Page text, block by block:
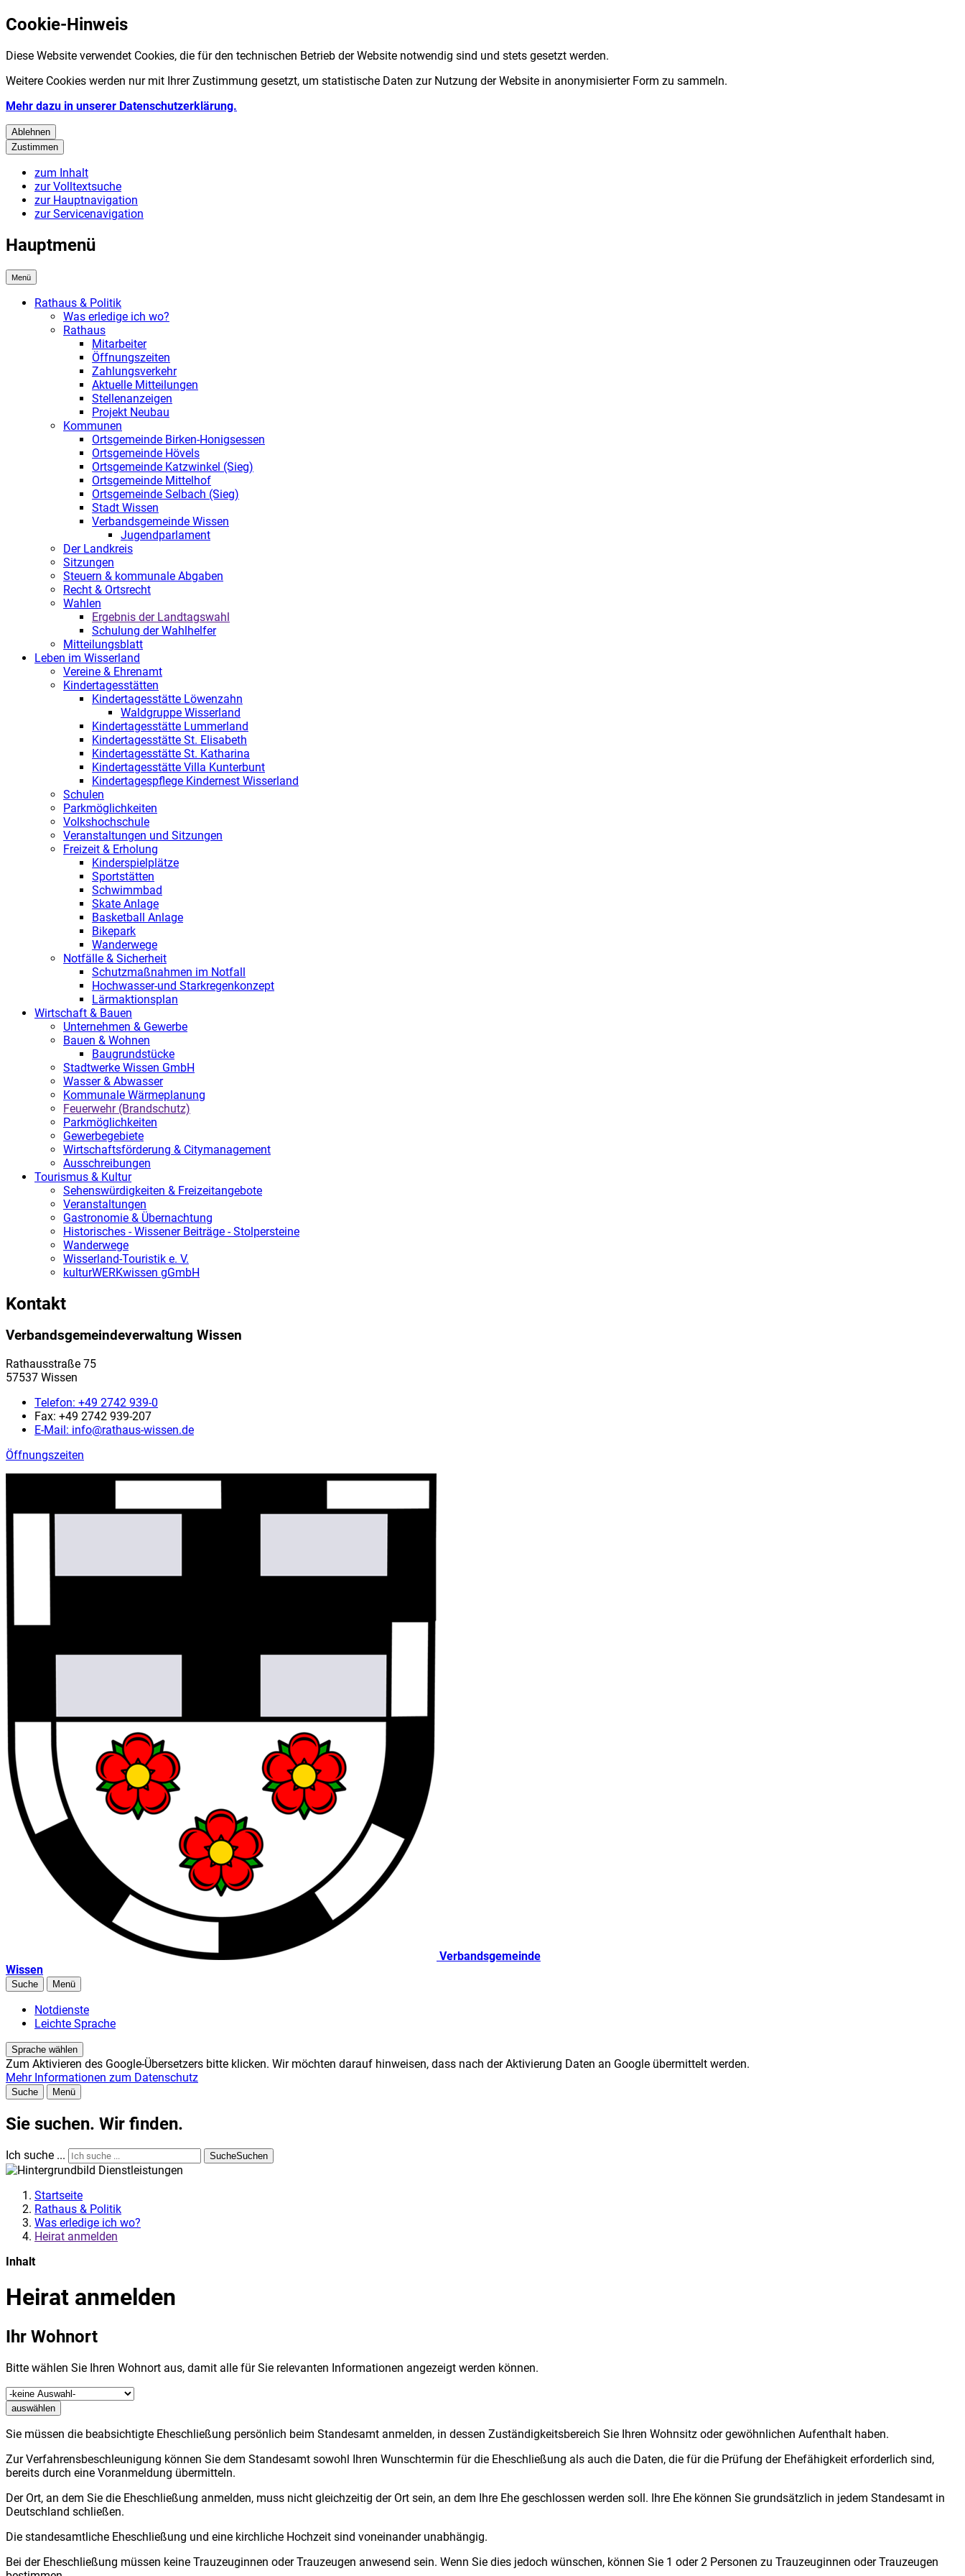
Cookie-Hinweis
Diese Website verwendet Cookies, die für den technischen Betrieb der Website notwendig sind und stets gesetzt werden.
Weitere Cookies werden nur mit Ihrer Zustimmung gesetzt, um statistische Daten zur Nutzung der Website in anonymisierter Form zu sammeln.
Mehr dazu in unserer Datenschutzerklärung.
Ablehnen
Zustimmen
zum Inhalt
zur Volltextsuche
zur Hauptnavigation
zur Servicenavigation
Hauptmenü
Menü
Rathaus & Politik
Was erledige ich wo?
Rathaus
Mitarbeiter
Öffnungszeiten
Zahlungsverkehr
Aktuelle Mitteilungen
Stellenanzeigen
Projekt Neubau
Kommunen
Ortsgemeinde Birken-Honigsessen
Ortsgemeinde Hövels
Ortsgemeinde Katzwinkel (Sieg)
Ortsgemeinde Mittelhof
Ortsgemeinde Selbach (Sieg)
Stadt Wissen
Verbandsgemeinde Wissen
Jugendparlament
Der Landkreis
Sitzungen
Steuern & kommunale Abgaben
Recht & Ortsrecht
Wahlen
Ergebnis der Landtagswahl
Schulung der Wahlhelfer
Mitteilungsblatt
Leben im Wisserland
Vereine & Ehrenamt
Kindertagesstätten
Kindertagesstätte Löwenzahn
Waldgruppe Wisserland
Kindertagesstätte Lummerland
Kindertagesstätte St. Elisabeth
Kindertagesstätte St. Katharina
Kindertagesstätte Villa Kunterbunt
Kindertagespflege Kindernest Wisserland
Schulen
Parkmöglichkeiten
Volkshochschule
Veranstaltungen und Sitzungen
Freizeit & Erholung
Kinderspielplätze
Sportstätten
Schwimmbad
Skate Anlage
Basketball Anlage
Bikepark
Wanderwege
Notfälle & Sicherheit
Schutzmaßnahmen im Notfall
Hochwasser-und Starkregenkonzept
Lärmaktionsplan
Wirtschaft & Bauen
Unternehmen & Gewerbe
Bauen & Wohnen
Baugrundstücke
Stadtwerke Wissen GmbH
Wasser & Abwasser
Kommunale Wärmeplanung
Feuerwehr (Brandschutz)
Parkmöglichkeiten
Gewerbegebiete
Wirtschaftsförderung & Citymanagement
Ausschreibungen
Tourismus & Kultur
Sehenswürdigkeiten & Freizeitangebote
Veranstaltungen
Gastronomie & Übernachtung
Historisches - Wissener Beiträge - Stolpersteine
Wanderwege
Wisserland-Touristik e. V.
kulturWERKwissen gGmbH
Kontakt
Verbandsgemeindeverwaltung Wissen
Rathausstraße 75
57537 Wissen
Telefon: +49 2742 939-0
Fax: +49 2742 939-207
E-Mail: info@rathaus-wissen.de
Öffnungszeiten
Verbandsgemeinde
Wissen
Suche Menü
Notdienste
Leichte Sprache
Sprache wählen
Zum Aktivieren des Google-Übersetzers bitte klicken. Wir möchten darauf hinweisen, dass nach der Aktivierung Daten an Google übermittelt werden.
Mehr Informationen zum Datenschutz
Suche Menü
Sie suchen. Wir finden.
Ich suche ... SucheSuchen
Startseite
Rathaus & Politik
Was erledige ich wo?
Heirat anmelden
Inhalt
Heirat anmelden
Ihr Wohnort
Bitte wählen Sie Ihren Wohnort aus, damit alle für Sie relevanten Informationen angezeigt werden können.
auswählen
Sie müssen die beabsichtigte Eheschließung persönlich beim Standesamt anmelden, in dessen Zuständigkeitsbereich Sie Ihren Wohnsitz oder gewöhnlichen Aufenthalt haben.
Zur Verfahrensbeschleunigung können Sie dem Standesamt sowohl Ihren Wunschtermin für die Eheschließung als auch die Daten, die für die Prüfung der Ehefähigkeit erforderlich sind,
bereits durch eine Voranmeldung übermitteln.
Der Ort, an dem Sie die Eheschließung anmelden, muss nicht gleichzeitig der Ort sein, an dem Ihre Ehe geschlossen werden soll. Ihre Ehe können Sie grundsätzlich in jedem Standesamt in
Deutschland schließen.
Die standesamtliche Eheschließung und eine kirchliche Hochzeit sind voneinander unabhängig.
Bei der Eheschließung müssen keine Trauzeuginnen oder Trauzeugen anwesend sein. Wenn Sie dies jedoch wünschen, können Sie 1 oder 2 Personen zu Trauzeuginnen oder Trauzeugen